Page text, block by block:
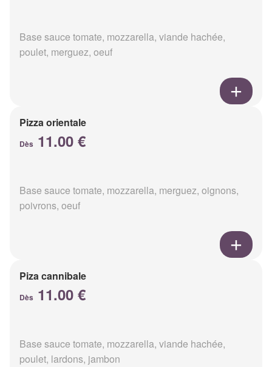
Base sauce tomate, mozzarella, viande hachée,
poulet, merguez, oeuf
Pizza orientale
Dès 11.00 €
Base sauce tomate, mozzarella, merguez, oignons,
poivrons, oeuf
Piza cannibale
Dès 11.00 €
Base sauce tomate, mozzarella, viande hachée,
poulet, lardons, jambon